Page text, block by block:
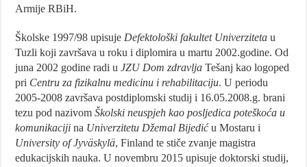
Armije RBiH.
Školske 1997/98 upisuje Defektološki fakultet Univerziteta u
Tuzli koji završava u roku i diplomira u martu 2002.godine. Od
juna 2002 godine radi uJZU Dom zdravlja Tešanj kao logoped
pri Centru za fizikalnu medicinu i rehabilitaciju. U periodu
2005-2008 završava postdiplomski studij i 16.05.2008.g. brani
tezu pod nazivomŠkolski neuspjeh kao posljedica poteškoća u
komunikacijina Univerzitetu Džemal Bijediću Mostaru i
University of Jyväskylä, Finland te stiče zvanje magistra
edukacijskih nauka. U novembru 2015 upisuje doktorski studij,